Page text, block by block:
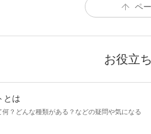
ペ
お役立
とは
？どんな種類がある？などの疑問や気になる